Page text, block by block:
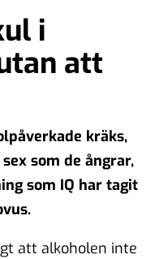
i
att
kräks,
som de ångrar,
som IQ har tagit
att alkoholen inte